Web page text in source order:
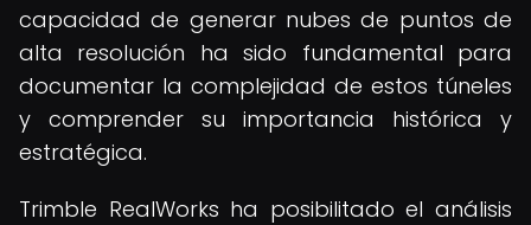
capacidad de generar nubes de puntos de
alta resolución ha sido fundamental para
documentar la complejidad de estos túneles
y comprender su importancia histórica y
estratégica.
Trimble RealWorks ha posibilitado el análisis